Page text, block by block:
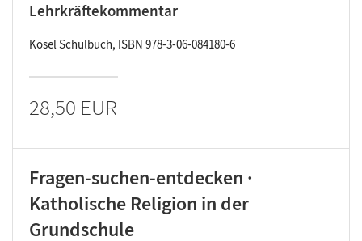
Lehrkräftekommentar
Kösel Schulbuch, ISBN 978-3-06-084180-6
28,50 EUR
Fragen-suchen-entdecken ·
Katholische Religion in der
Grundschule